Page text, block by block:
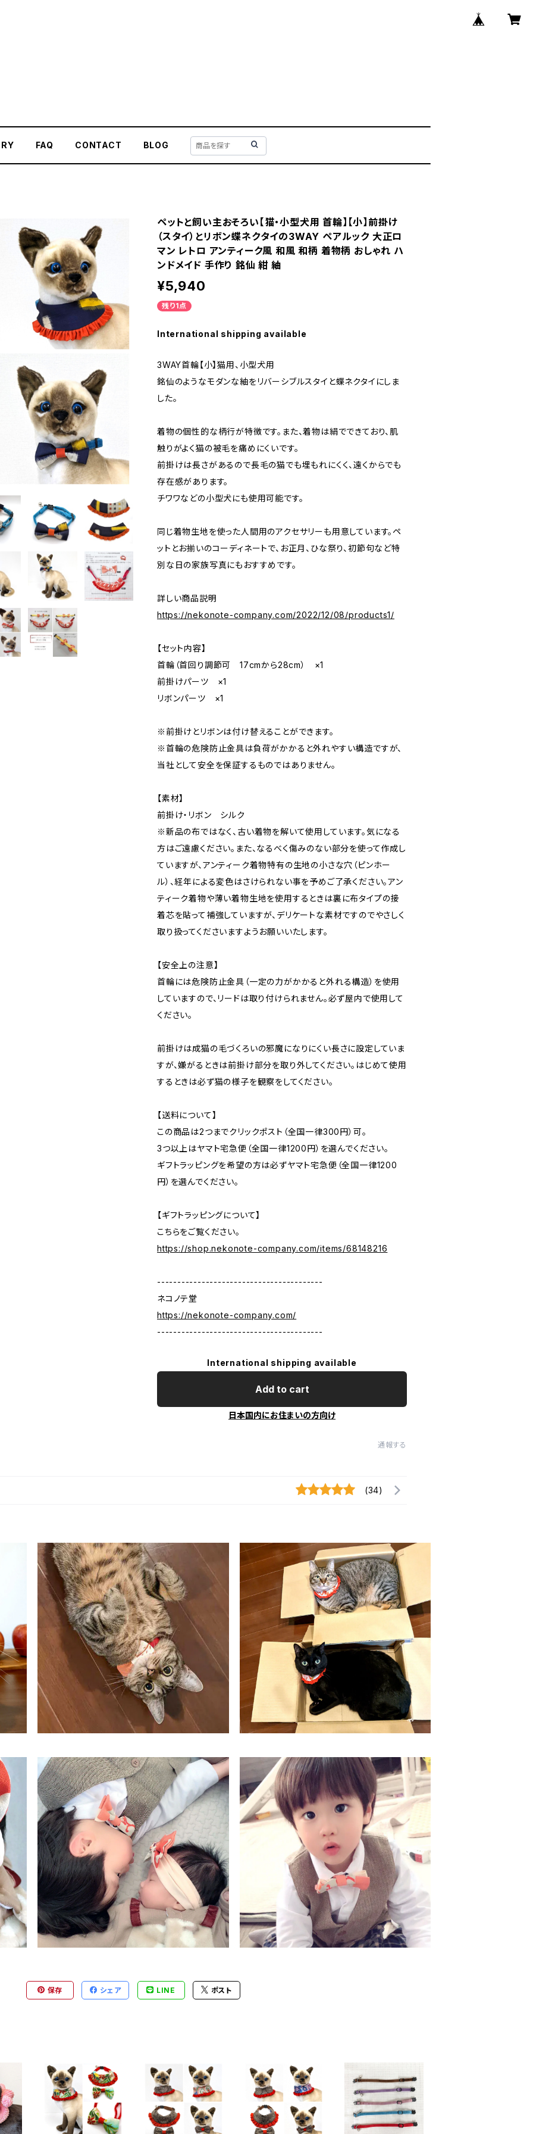
FAQ CONTACT BLOG
ペットと飼い主おそろい【猫・小型犬用 首輪】【小】前掛け
（スタイ）とリボン蝶ネクタイの3WAY ペアルック 大正ロ
マン レトロ アンティーク風 和風 和柄 着物柄 おしゃれ ハ
ンドメイド 手作り 銘仙 紺 紬
¥5,940
残り1点
International shipping available
3WAY首輪【小】猫用、小型犬用
銘仙のようなモダンな紬をリバーシブルスタイと蝶ネクタイにしま
した。
着物の個性的な柄行が特徴です。また、着物は絹でできており、肌
触りがよく猫の被毛を痛めにくいです。
前掛けは長さがあるので長毛の猫でも埋もれにくく、遠くからでも
存在感があります。
チワワなどの小型犬にも使用可能です。
同じ着物生地を使った人間用のアクセサリーも用意しています。ペ
ットとお揃いのコーディネートで、お正月、ひな祭り、初節句など特
別な日の家族写真にもおすすめです。
詳しい商品説明
https://nekonote-company.com/2022/12/08/products1/
【セット内容】
首輪（首回り調節可 17cmから28cm） ×1
前掛けパーツ ×1
リボンパーツ ×1
※前掛けとリボンは付け替えることができます。
※首輪の危険防止金具は負荷がかかると外れやすい構造ですが、
当社として安全を保証するものではありません。
【素材】
前掛け・リボン シルク
※新品の布ではなく、古い着物を解いて使用しています。気になる
方はご遠慮ください。また、なるべく傷みのない部分を使って作成し
ていますが、アンティーク着物特有の生地の小さな穴（ピンホー
ル）、経年による変色はさけられない事を予めご了承ください。アン
ティーク着物や薄い着物生地を使用するときは裏に布タイプの接
着芯を貼って補強していますが、デリケートな素材ですのでやさしく
取り扱ってくださいますようお願いいたします。
【安全上の注意】
首輪には危険防止金具（一定の力がかかると外れる構造）を使用
していますので、リードは取り付けられません。必ず屋内で使用して
ください。
前掛けは成猫の毛づくろいの邪魔になりにくい長さに設定していま
すが、嫌がるときは前掛け部分を取り外してください。はじめて使用
するときは必ず猫の様子を観察をしてください。
【送料について】
この商品は2つまでクリックポスト（全国一律300円）可。
3つ以上はヤマト宅急便（全国一律1200円）を選んでください。
ギフトラッピングを希望の方は必ずヤマト宅急便（全国一律1200
円）を選んでください。
【ギフトラッピングについて】
こちらをご覧ください。
https://shop.nekonote-company.com/items/68148216
-----------------------------------------
ネコノテ堂
https://nekonote-company.com/
-----------------------------------------
International shipping available
Add to cart
日本国内にお住まいの方向け
通報する
(34)
保存 シェア LINE ポスト